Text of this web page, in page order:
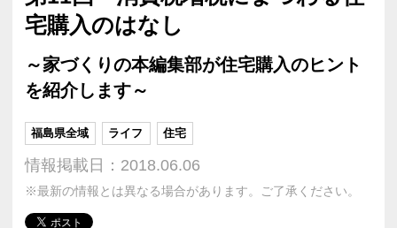
宅購入のはなし
～家づくりの本編集部が住宅購入のヒント
を紹介します～
福島県全域 ライフ 住宅
情報掲載日：2018.06.06
※最新の情報とは異なる場合があります。ご了承ください。